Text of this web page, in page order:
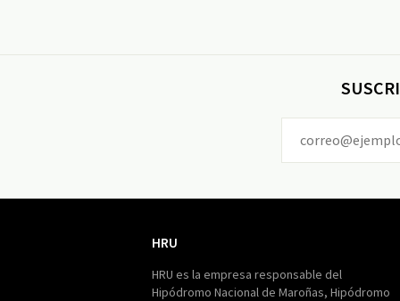
HRU
HRU es la empresa responsable del
Hipódromo Nacional de Maroñas, Hipódromo